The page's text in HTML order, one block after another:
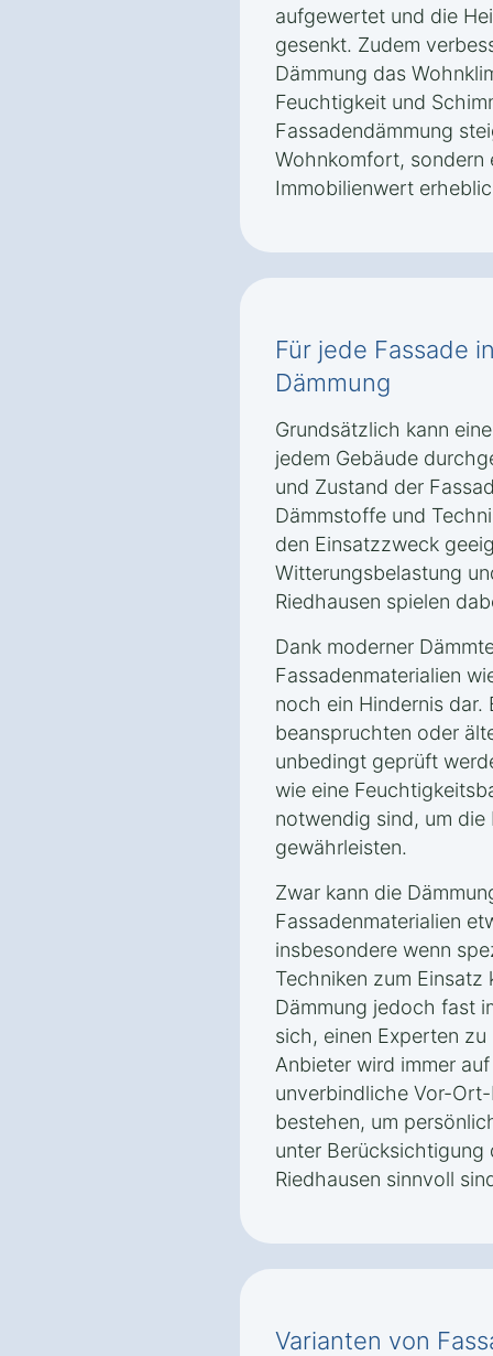
aufgewertet und die
gesenkt. Zudem
Dämmung das
Feuchtigkeit und
Fassadendämmung
Wohnkomfort, sondern
Immobilienwert
Für jede Fassade
Dämmung
Grundsätzlich kann
jedem Gebäude
und Zustand der
Dämmstoffe und
den Einsatzzweck
Witterungsbelastung
Riedhausen spielen
Dank moderner
Fassadenmaterialien
noch ein Hindernis dar.
beanspruchten oder
unbedingt geprüft
wie eine
notwendig sind, um
gewährleisten.
Zwar kann die
Fassadenmaterialien
insbesondere wenn
Techniken zum
Dämmung jedoch fast
sich, einen Experten
Anbieter wird immer
unverbindliche Vor-
bestehen, um
unter Berücksichtigung
Riedhausen sinnvoll
Varianten von